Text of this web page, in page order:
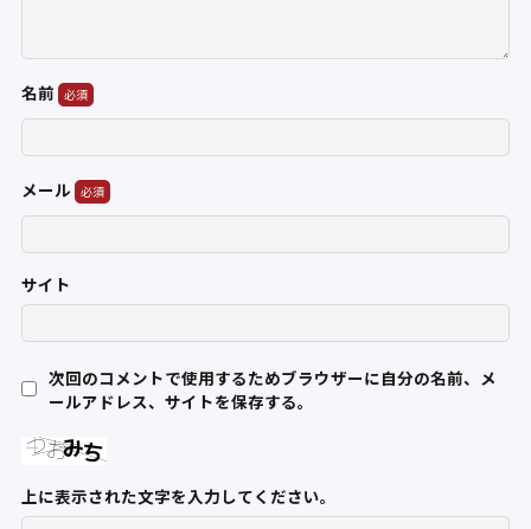
名前
メール
サイト
次回のコメントで使用するためブラウザーに自分の名前、メ
ールアドレス、サイトを保存する。
上に表示された文字を入力してください。